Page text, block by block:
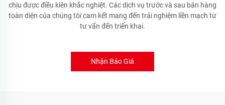
chịu được điều kiện khắc nghiệt. Các dịch vụ trước và sau bán hàng
toàn diện của chúng tôi cam kết mang đến trải nghiệm liền mạch từ
tư vấn đến triển khai.
Nhận Báo Giá